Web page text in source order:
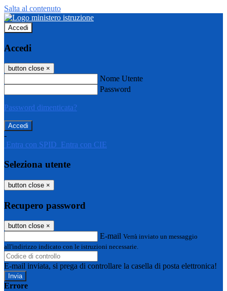
Salta al contenuto
Accedi
Accedi
button close ×
Nome Utente
Password
Password dimenticata?
-
Entra con SPID Entra con CIE
Seleziona utente
button close ×
Recupero password
button close ×
E-mail Verrà inviato un messaggio
all'indirizzo indicato con le istruzioni necessarie.
E-mail inviata, si prega di controllare la casella di posta elettronica!
Errore